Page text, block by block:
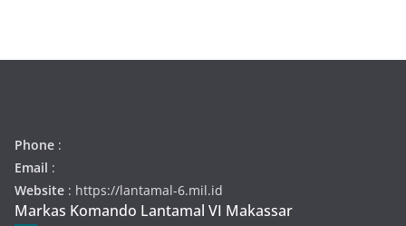
Phone :
Email :
Website : https://lantamal-6.mil.id
Markas Komando Lantamal VI Makassar